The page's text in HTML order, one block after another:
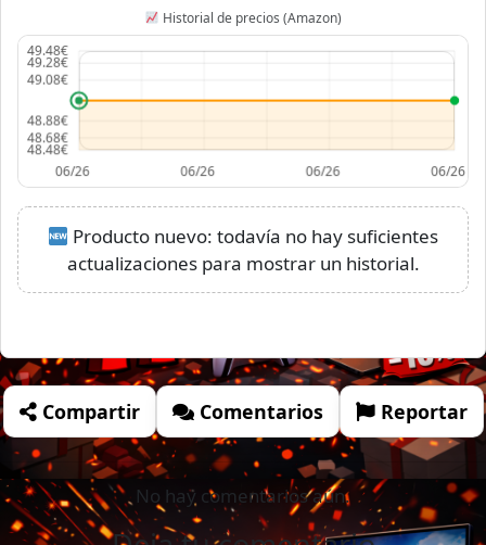
Historial de precios (Amazon)
Producto nuevo: todavía no hay suficientes
actualizaciones para mostrar un historial.
Compartir Comentarios Reportar
No hay comentarios aún.